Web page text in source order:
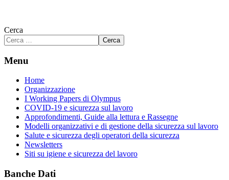
Cerca
Cerca
Menu
Home
Organizzazione
I Working Papers di Olympus
COVID-19 e sicurezza sul lavoro
Approfondimenti, Guide alla lettura e Rassegne
Modelli organizzativi e di gestione della sicurezza sul lavoro
Salute e sicurezza degli operatori della sicurezza
Newsletters
Siti su igiene e sicurezza del lavoro
Banche Dati